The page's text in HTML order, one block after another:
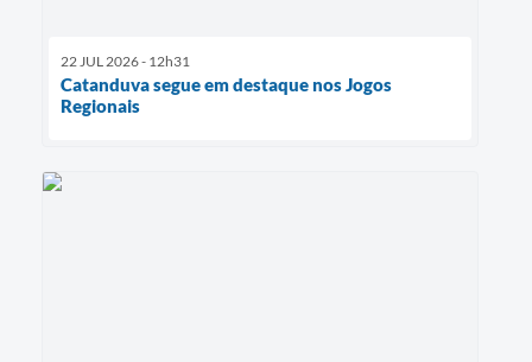
22 JUL 2026 - 12h31
Catanduva segue em destaque nos Jogos
Regionais